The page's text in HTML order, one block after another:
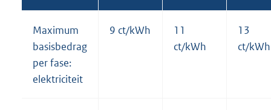
Maximum
basisbedrag
per fase:
elektriciteit
9 ct/kWh
11
ct/kWh
13
ct/kWh